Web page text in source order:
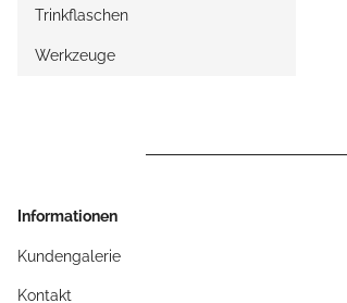
Trinkflaschen
Werkzeuge
Informationen
Kundengalerie
Kontakt